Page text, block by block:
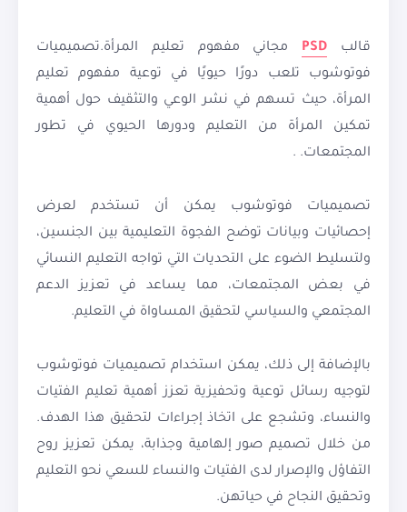
قالب PSD مجاني مفهوم تعليم المرأة.تصميميات
فوتوشوب تلعب دورًا حيويًا في توعية مفهوم تعليم
المرأة، حيث تسهم في نشر الوعي والتثقيف حول أهمية
تمكين المرأة من التعليم ودورها الحيوي في تطور
المجتمعات. .
تصميميات فوتوشوب يمكن أن تستخدم لعرض
إحصائيات وبيانات توضح الفجوة التعليمية بين الجنسين،
ولتسليط الضوء على التحديات التي تواجه التعليم النسائي
في بعض المجتمعات، مما يساعد في تعزيز الدعم
المجتمعي والسياسي لتحقيق المساواة في التعليم.
بالإضافة إلى ذلك، يمكن استخدام تصميميات فوتوشوب
لتوجيه رسائل توعية وتحفيزية تعزز أهمية تعليم الفتيات
والنساء، وتشجع على اتخاذ إجراءات لتحقيق هذا الهدف.
من خلال تصميم صور إلهامية وجذابة، يمكن تعزيز روح
التفاؤل والإصرار لدى الفتيات والنساء للسعي نحو التعليم
وتحقيق النجاح في حياتهن.